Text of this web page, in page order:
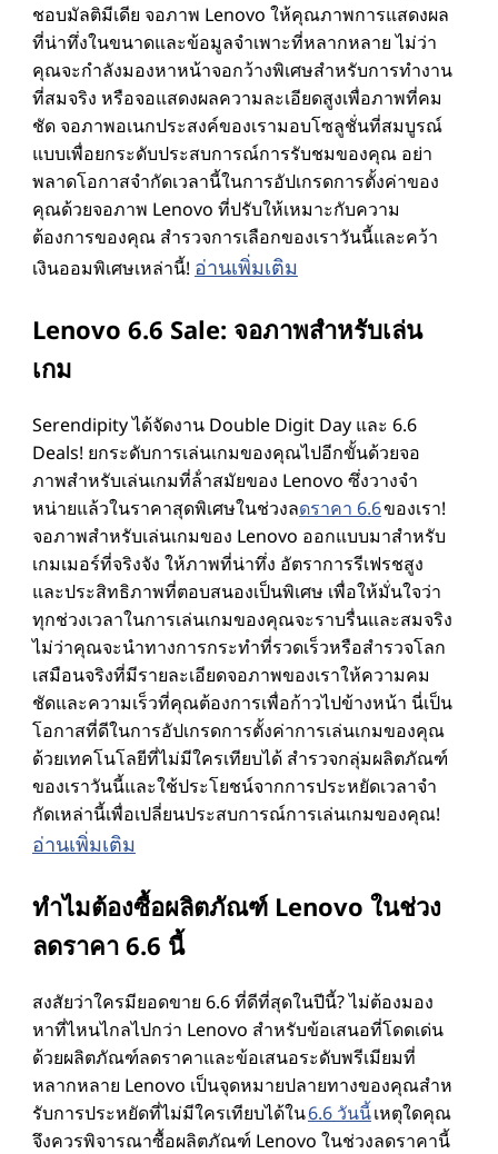
ชอบมัลติมีเดีย จอภาพ Lenovo ให้คุณภาพการแสดงผล
ที่น่าทึ่งในขนาดและข้อมูลจําเพาะที่หลากหลาย ไม่ว่า
คุณจะกําลังมองหาหน้าจอกว้างพิเศษสําหรับการทํางาน
ที่สมจริง หรือจอแสดงผลความละเอียดสูงเพื่อภาพที่คม
ชัด จอภาพอเนกประสงค์ของเรามอบโซลูชั่นที่สมบูรณ์
แบบเพื่อยกระดับประสบการณ์การรับชมของคุณ อย่า
พลาดโอกาสจํากัดเวลานี้ในการอัปเกรดการตั้งค่าของ
คุณด้วยจอภาพ Lenovo ที่ปรับให้เหมาะกับความ
ต้องการของคุณ สํารวจการเลือกของเราวันนี้และคว้า
เงินออมพิเศษเหล่านี้! อ่านเพิ่มเติม
Lenovo 6.6 Sale: จอภาพสําหรับเล่น
เกม
Serendipity ได้จัดงาน Double Digit Day และ 6.6
Deals! ยกระดับการเล่นเกมของคุณไปอีกขั้นด้วยจอ
ภาพสําหรับเล่นเกมที่ล้ําสมัยของ Lenovo ซึ่งวางจํา
หน่ายแล้วในราคาสุดพิเศษในช่วงลดราคา 6.6ของเรา!
จอภาพสําหรับเล่นเกมของ Lenovo ออกแบบมาสําหรับ
เกมเมอร์ที่จริงจัง ให้ภาพที่น่าทึ่ง อัตราการรีเฟรชสูง
และประสิทธิภาพที่ตอบสนองเป็นพิเศษ เพื่อให้มั่นใจว่า
ทุกช่วงเวลาในการเล่นเกมของคุณจะราบรื่นและสมจริง
ไม่ว่าคุณจะนําทางการกระทําที่รวดเร็วหรือสํารวจโลก
เสมือนจริงที่มีรายละเอียดจอภาพของเราให้ความคม
ชัดและความเร็วที่คุณต้องการเพื่อก้าวไปข้างหน้า นี่เป็น
โอกาสที่ดีในการอัปเกรดการตั้งค่าการเล่นเกมของคุณ
ด้วยเทคโนโลยีที่ไม่มีใครเทียบได้ สํารวจกลุ่มผลิตภัณฑ์
ของเราวันนี้และใช้ประโยชน์จากการประหยัดเวลาจํา
กัดเหล่านี้เพื่อเปลี่ยนประสบการณ์การเล่นเกมของคุณ!
อ่านเพิ่มเติม
ทําไมต้องซื้อผลิตภัณฑ์ Lenovo ในช่วง
ลดราคา 6.6 นี้
สงสัยว่าใครมียอดขาย 6.6 ที่ดีที่สุดในปีนี้? ไม่ต้องมอง
หาที่ไหนไกลไปกว่า Lenovo สําหรับข้อเสนอที่โดดเด่น
ด้วยผลิตภัณฑ์ลดราคาและข้อเสนอระดับพรีเมียมที่
หลากหลาย Lenovo เป็นจุดหมายปลายทางของคุณสําห
รับการประหยัดที่ไม่มีใครเทียบได้ใน6.6 วันนี้เหตุใดคุณ
จึงควรพิจารณาซื้อผลิตภัณฑ์ Lenovo ในช่วงลดราคานี้